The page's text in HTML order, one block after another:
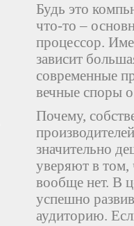
Будь это
что-то –
процессор.
зависит
современные
вечные споры
Почему,
значительно
уверяют в том,
вообще нет. В
успешно
аудиторию.